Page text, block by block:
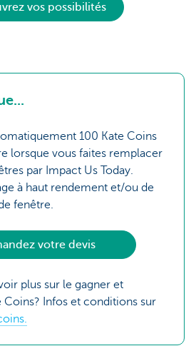
vos possibilités
100 Kate Coins
lorsque vous faites remplacer
par Impact Us Today.
à haut rendement et/ou de
fenêtre.
votre devis
plus sur le gagner et
Coins? Infos et conditions sur